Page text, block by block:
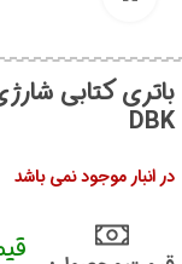
DBK
در انبار موجود نمی باشد